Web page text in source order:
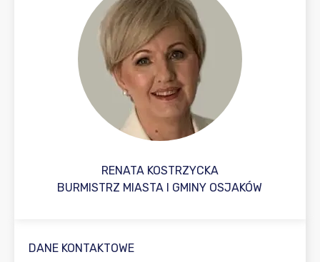
RENATA KOSTRZYCKA
BURMISTRZ MIASTA I GMINY OSJAKÓW
DANE KONTAKTOWE